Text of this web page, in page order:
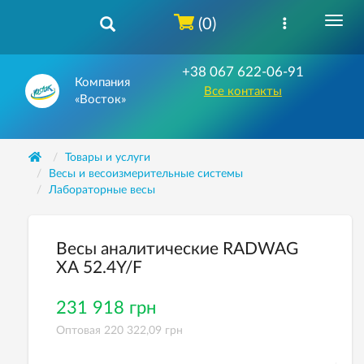
Компания
«Восток»
+38 067 622-06-91
Все контакты
(0)
Товары и услуги
Весы и весоизмерительные системы
Лабораторные весы
Весы аналитические RADWAG
ХА 52.4Y/F
231 918 грн
Оптовая 220 322,09 грн